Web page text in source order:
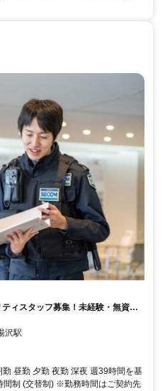
ィスタッフ募集！未経験・無資格
沢駅
昼勤 夕勤 夜勤 深夜 週39時間を基
間制 (交替制) ※勤務時間はご契約先